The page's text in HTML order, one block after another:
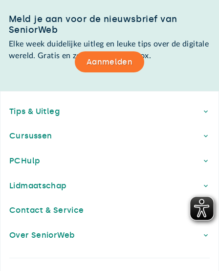
Meld je aan voor de nieuwsbrief van
SeniorWeb
Elke week duidelijke uitleg en leuke tips over de digitale
wereld. Gratis en zomaar in de mailbox.
Aanmelden
Tips & Uitleg
Cursussen
PCHulp
Lidmaatschap
Contact & Service
Over SeniorWeb